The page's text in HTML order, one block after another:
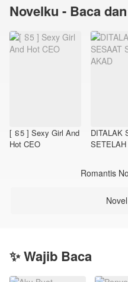
Novelku - Baca
[ ៜ5 ] Sexy Girl And
Hot CEO
DITALAK
Romantis
✨ Wajib Baca